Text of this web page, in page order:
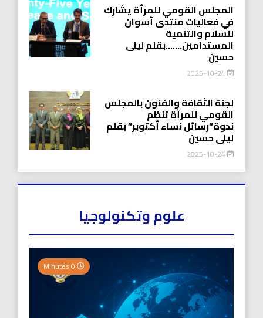
المجلس القومي للمرأة يشارك
في فعاليات منتدى أسوان
للسلام والتنمية
المستدامين…….بقلم ليلى
حسين
2025-10-24
لجنة الثقافة والفنون بالمجلس
القومي للمرأة تنظم
ندوة”رسائل نساء أكتوبر” بقلم
ليلى حسين
2025-10-24
علوم وتكنولوجيا